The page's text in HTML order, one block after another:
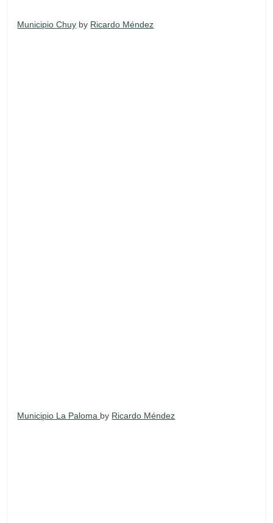
Municipio Chuy by Ricardo Méndez
Municipio La Paloma by Ricardo Méndez